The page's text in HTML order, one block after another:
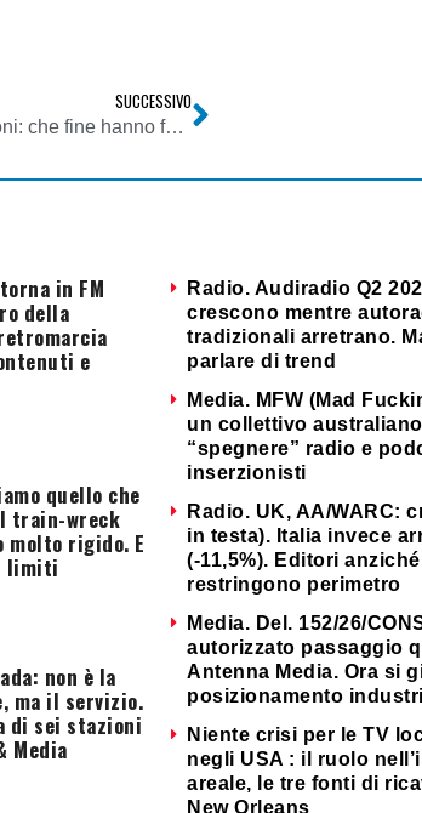
SUCCESSIVO
Interrogazione parlamentare a Gentiloni: che fine hanno fatto i canali che dovevano essere assegnati a Rete A (All Music)?
in FM
della
e
quello che
train-wreck
molto rigido. E
limiti
non è la
ma il servizio.
di sei stazioni
Media
Radio. Audiradio Q2
crescono mentre
tradizionali arretrano.
parlare di trend
Media. MFW (Mad
un collettivo
“spegnere” radio e
inserzionisti
Radio. UK, AA/WARC:
in testa). Italia invece
(-11,5%). Editori
restringono perimetro
Media. Del. 152/26/
autorizzato passaggio
Antenna Media. Ora si
posizionamento
Niente crisi per le TV
negli USA : il ruolo
areale, le tre fonti di
New Orleans